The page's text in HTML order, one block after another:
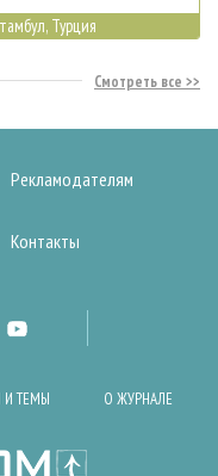
Турция
Смотреть все
Рекламодателям
Контакты
И ТЕМЫ О ЖУРНАЛЕ